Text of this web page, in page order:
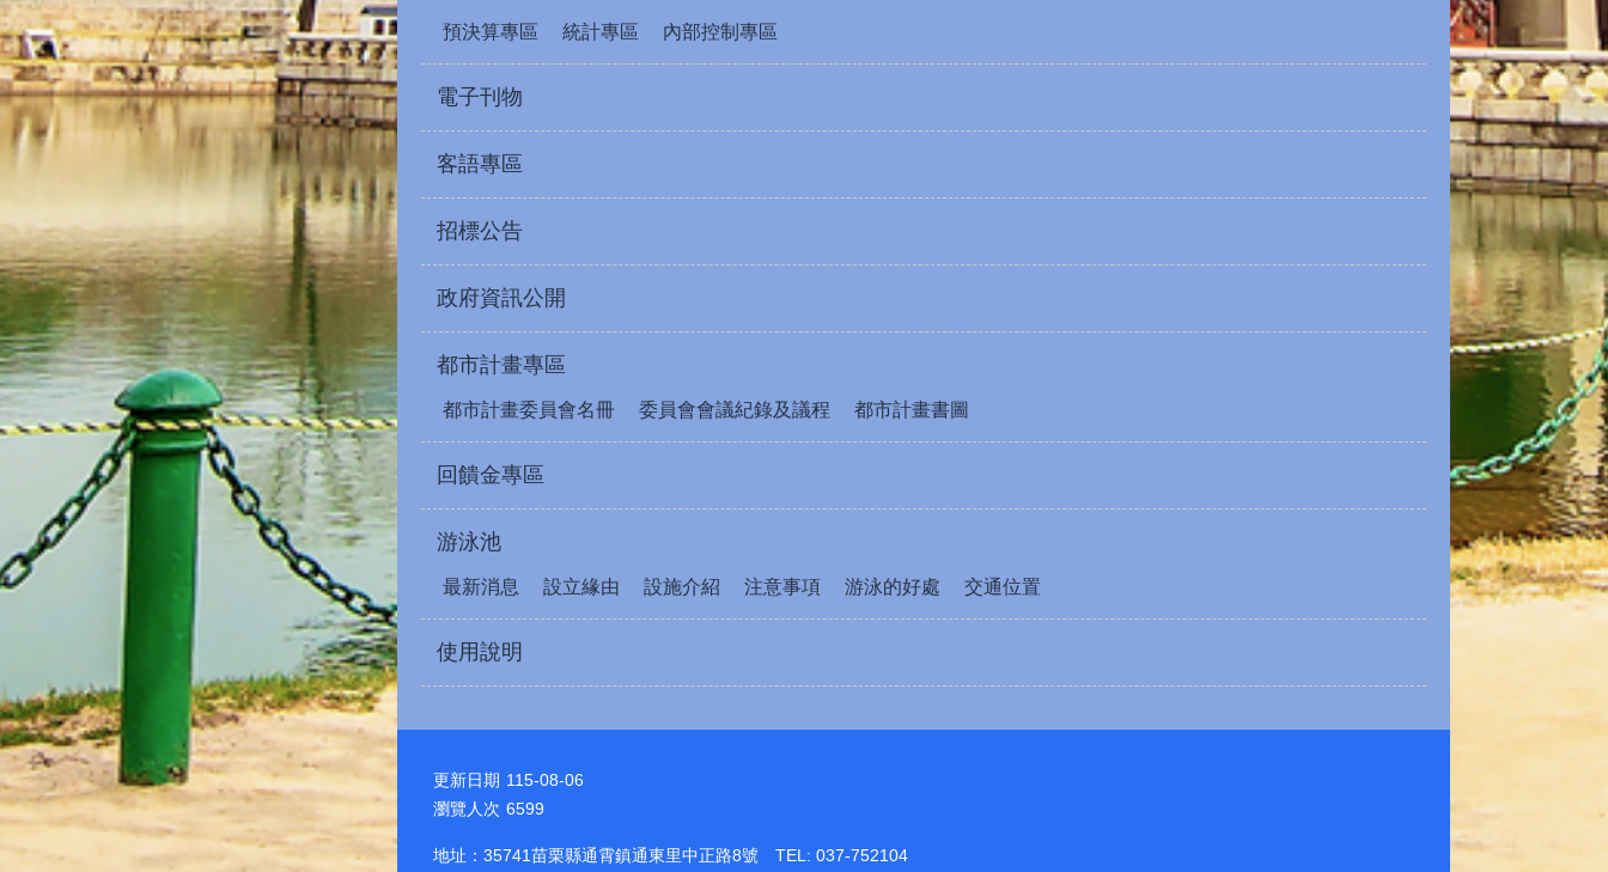
預決算專區 統計專區 內部控制專區
電子刊物
客語專區
招標公告
政府資訊公開
都市計畫專區
都市計畫委員會名冊 委員會會議紀錄及議程 都市計畫書圖
回饋金專區
游泳池
最新消息 設立緣由 設施介紹 注意事項 游泳的好處 交通位置
使用說明
更新日期 115-08-06
瀏覽人次 6599
地址：35741苗栗縣通霄鎮通東里中正路8號 TEL: 037-752104